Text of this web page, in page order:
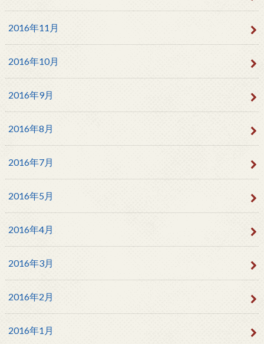
2016年11月
2016年10月
2016年9月
2016年8月
2016年7月
2016年5月
2016年4月
2016年3月
2016年2月
2016年1月